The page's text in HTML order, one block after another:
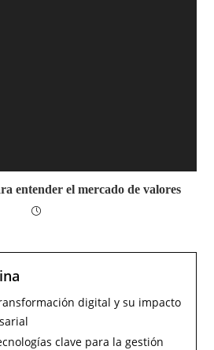
entender el mercado de valores
digital y su impacto
clave para la gestión